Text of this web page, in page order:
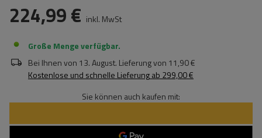
224,99 € inkl. MwSt
Große Menge verfügbar
Bei Ihnen von 13. August. Lieferung von 11,90 €
Kostenlose und schnelle Lieferungab 299,00 €
Sie können auch kaufen mit: